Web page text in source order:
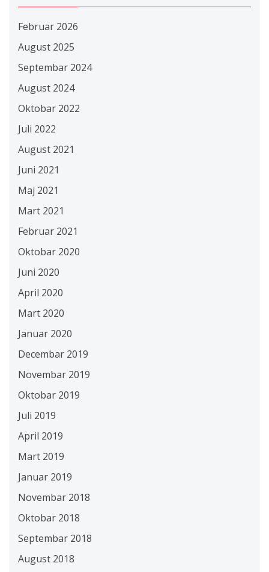
Februar 2026
August 2025
Septembar 2024
August 2024
Oktobar 2022
Juli 2022
August 2021
Juni 2021
Maj 2021
Mart 2021
Februar 2021
Oktobar 2020
Juni 2020
April 2020
Mart 2020
Januar 2020
Decembar 2019
Novembar 2019
Oktobar 2019
Juli 2019
April 2019
Mart 2019
Januar 2019
Novembar 2018
Oktobar 2018
Septembar 2018
August 2018